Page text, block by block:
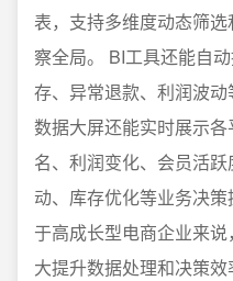
表，支持多维度动态筛
察全局。 BI工具还能自
存、异常退款、利润波动
数据大屏还能实时展示
名、利润变化、会员活
动、库存优化等业务决
于高成长型电商企业来
大提升数据处理和决策